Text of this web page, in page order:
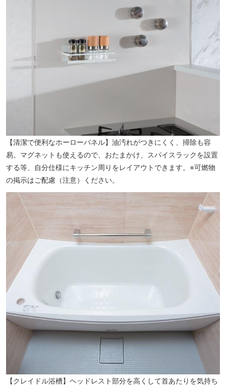
宮前小学校（約380m／徒歩5分）
富士見中学校（約420m／徒歩6分）
【清潔で便利なホーローパネル】油汚れがつきにくく、掃除も容
易。マグネットも使えるので、おたまかけ、スパイスラックを設置
する等、自分仕様にキッチン周りをレイアウトできます。※可燃物
の掲示はご配慮（注意）ください。
【クレイドル浴槽】ヘッドレスト部分を高くして首あたりを気持ち